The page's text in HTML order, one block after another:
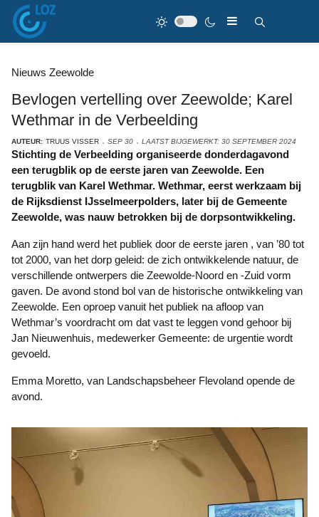
Nieuws Zeewolde
Bevlogen vertelling over Zeewolde; Karel
Wethmar in de Verbeelding
AUTEUR: TRUUS VISSER SEP 30 LAATST BIJGEWERKT: 30 SEPTEMBER 2024
Stichting de Verbeelding organiseerde donderdagavond
een terugblik op de eerste jaren van Zeewolde. Een
terugblik van Karel Wethmar. Wethmar, eerst werkzaam bij
de Rijksdienst IJsselmeerpolders, later bij de Gemeente
Zeewolde, was nauw betrokken bij de dorpsontwikkeling.
Aan zijn hand werd het publiek door de eerste jaren , van ’80 tot
tot 2000, van het dorp geleid: de zich ontwikkelende natuur, de
verschillende ontwerpers die Zeewolde-Noord en -Zuid vorm
gaven. De avond stond bol van de historische ontwikkeling van
Zeewolde. Een oproep vanuit het publiek na afloop van
Wethmar’s voordracht om dat vast te leggen vond gehoor bij
Jan Nieuwenhuis, medewerker Gemeente: de urgentie wordt
gevoeld.
Emma Moretto, van Landschapsbeheer Flevoland opende de
avond.